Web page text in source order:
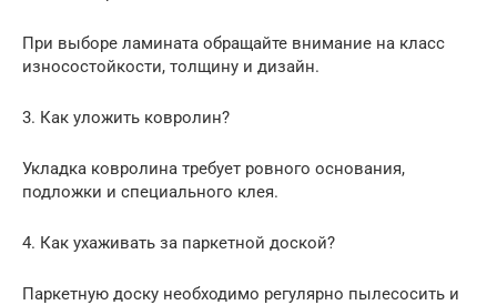
При выборе ламината обращайте внимание на класс
износостойкости, толщину и дизайн.
3. Как уложить ковролин?
Укладка ковролина требует ровного основания,
подложки и специального клея.
4. Как ухаживать за паркетной доской?
Паркетную доску необходимо регулярно пылесосить и